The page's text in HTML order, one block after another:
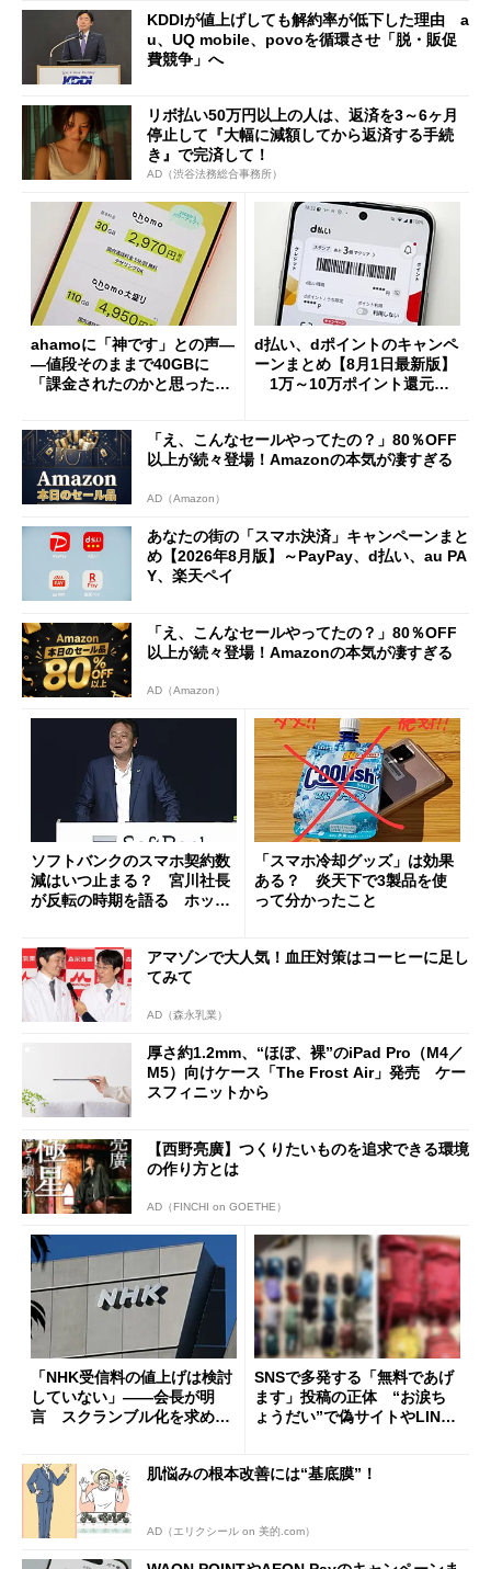
KDDIが値上げしても解約率が低下した理由 a
u、UQ mobile、povoを循環させ「脱・販促
費競争」へ
リボ払い50万円以上の人は、返済を3～6ヶ月
停止して『大幅に減額してから返済する手続
き』で完済して！
AD（渋谷法務総合事務所）
ahamoに「神です」との声―
―値段そのままで40GBに
「課金されたのかと思った」
d払い、dポイントのキャンペ
ーンまとめ【8月1日最新版】
1万～10万ポイント還元の
「え、こんなセールやってたの？」80％OFF
以上が続々登場！Amazonの本気が凄すぎる
AD（Amazon）
あなたの街の「スマホ決済」キャンペーンまと
め【2026年8月版】～PayPay、d払い、au PA
Y、楽天ペイ
「え、こんなセールやってたの？」80％OFF
以上が続々登場！Amazonの本気が凄すぎる
AD（Amazon）
ソフトバンクのスマホ契約数
減はいつ止まる？ 宮川社長
が反転の時期を語る ホッピ
「スマホ冷却グッズ」は効果
ある？ 炎天下で3製品を使
って分かったこと
アマゾンで大人気！血圧対策はコーヒーに足し
てみて
AD（森永乳業）
厚さ約1.2mm、“ほぼ、裸”のiPad Pro（M4／
M5）向けケース「The Frost Air」発売 ケー
スフィニットから
【西野亮廣】つくりたいものを追求できる環境
の作り方とは
AD（FINCHI on GOETHE）
「NHK受信料の値上げは検討
していない」――会長が明
言 スクランブル化を求める
SNSで多発する「無料であげ
ます」投稿の正体 “お涙ち
ょうだい”で偽サイトやLINE
肌悩みの根本改善には“基底膜”！
AD（エリクシール on 美的.com）